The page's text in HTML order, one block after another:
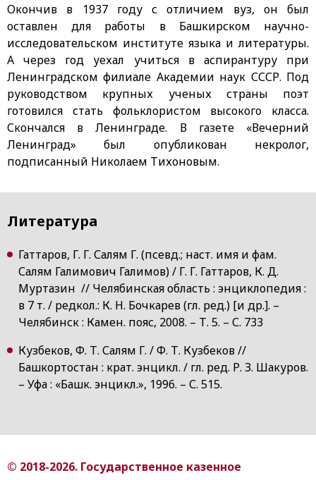
Окончив в 1937 году с отличием вуз, он был
оставлен для работы в Башкирском научно-
исследовательском институте языка и литературы.
А через год уехал учиться в аспирантуру при
Ленинградском филиале Академии наук СССР. Под
руководством крупных ученых страны поэт
готовился стать фольклористом высокого класса.
Скончался в Ленинграде. В газете «Вечерний
Ленинград» был опубликован некролог,
подписанный Николаем Тихоновым.
Литература
Гаттаров, Г. Г. Салям Г. (псевд.; наст. имя и фам.
Салям Галимович Галимов) / Г. Г. Гаттаров, К. Д.
Муртазин // Челябинская область : энциклопедия :
в 7 т. / редкол.: К. Н. Бочкарев (гл. ред.) [и др.]. –
Челябинск : Камен. пояс, 2008. – Т. 5. – С. 733
Кузбеков, Ф. Т. Салям Г. / Ф. Т. Кузбеков //
Башкортостан : крат. энцикл. / гл. ред. Р. З. Шакуров.
– Уфа : «Башк. энцикл.», 1996. – С. 515.
© 2018-2026. Государственное казенное